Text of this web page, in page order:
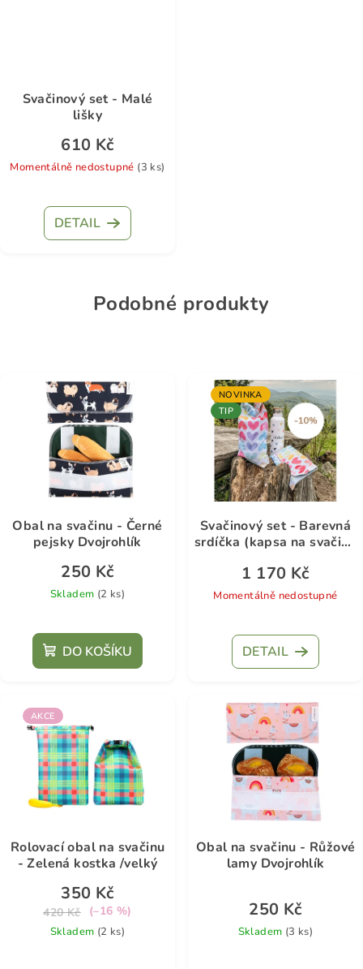
Svačinový set - Malé
lišky
610 Kč
Momentálně nedostupné (3 ks)
DETAIL
Podobné produkty
Obal na svačinu - Černé
pejsky Dvojrohlík
250 Kč
Skladem (2 ks)
DO KOŠÍKU
NOVINKA
TIP
Svačinový set - Barevná
srdíčka (kapsa na svačinu
1 170 Kč
Momentálně nedostupné
DETAIL
AKCE
Rolovací obal na svačinu
- Zelená kostka /velký
350 Kč
420 Kč (–16 %)
Skladem (2 ks)
Obal na svačinu - Růžové
lamy Dvojrohlík
250 Kč
Skladem (3 ks)